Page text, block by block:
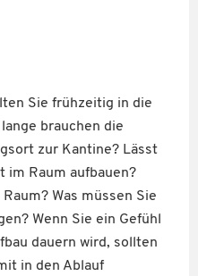
Sie frühzeitig in die
brauchen die
zur Kantine? Lässt
im Raum aufbauen?
Was müssen Sie
Wenn Sie ein Gefühl
dauern wird, sollten
in den Ablauf